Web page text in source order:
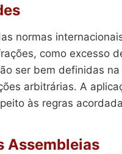
normas
como excesso
ser bem definidas
arbitrárias. A
às regras
Assembleias